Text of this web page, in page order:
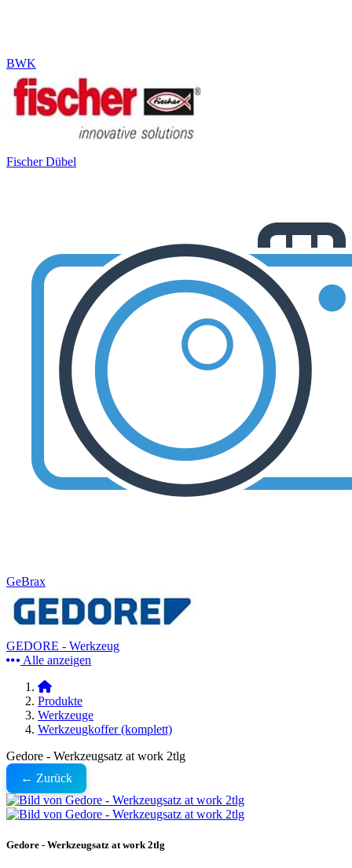
BWK
Fischer Dübel
GeBrax
GEDORE - Werkzeug
Alle anzeigen
Produkte
Werkzeuge
Werkzeugkoffer (komplett)
Gedore - Werkzeugsatz at work 2tlg
← Zurück
Gedore - Werkzeugsatz at work 2tlg